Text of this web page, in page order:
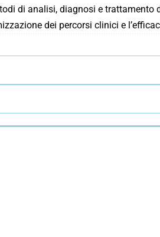
di analisi, diagnosi e
dei percorsi clinici e